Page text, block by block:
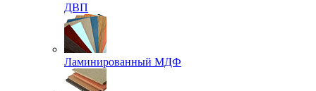
ДВП
Ламинированный МДФ